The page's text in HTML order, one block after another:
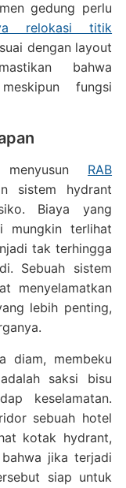
gedung perlu
relokasi titik
dengan layout
bahwa
fungsi
RAB
sistem hydrant
Biaya yang
mungkin terlihat
tak terhingga
Sebuah sistem
menyelamatkan
lebih penting,
diam, membeku
saksi bisu
keselamatan.
sebuah hotel
kotak hydrant,
jika terjadi
siap untuk